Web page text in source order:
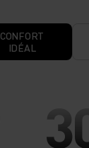
CONFORT
IDÉAL